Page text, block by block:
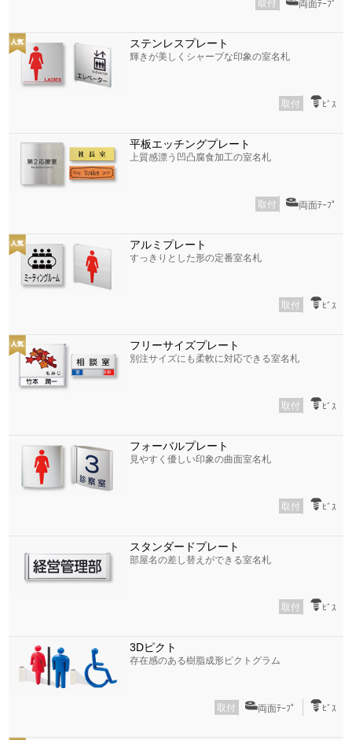
取付 両面ﾃｰﾌﾟ
ステンレスプレート
輝きが美しくシャープな印象の室名札
取付 ﾋﾞｽ
平板エッチングプレート
上質感漂う凹凸腐食加工の室名札
取付 両面ﾃｰﾌﾟ
アルミプレート
すっきりとした形の定番室名札
取付 ﾋﾞｽ
フリーサイズプレート
別注サイズにも柔軟に対応できる室名札
取付 ﾋﾞｽ
フォーバルプレート
見やすく優しい印象の曲面室名札
取付 ﾋﾞｽ
スタンダードプレート
部屋名の差し替えができる室名札
取付 ﾋﾞｽ
3Dピクト
存在感のある樹脂成形ピクトグラム
取付 両面ﾃｰﾌﾟ ﾋﾞｽ